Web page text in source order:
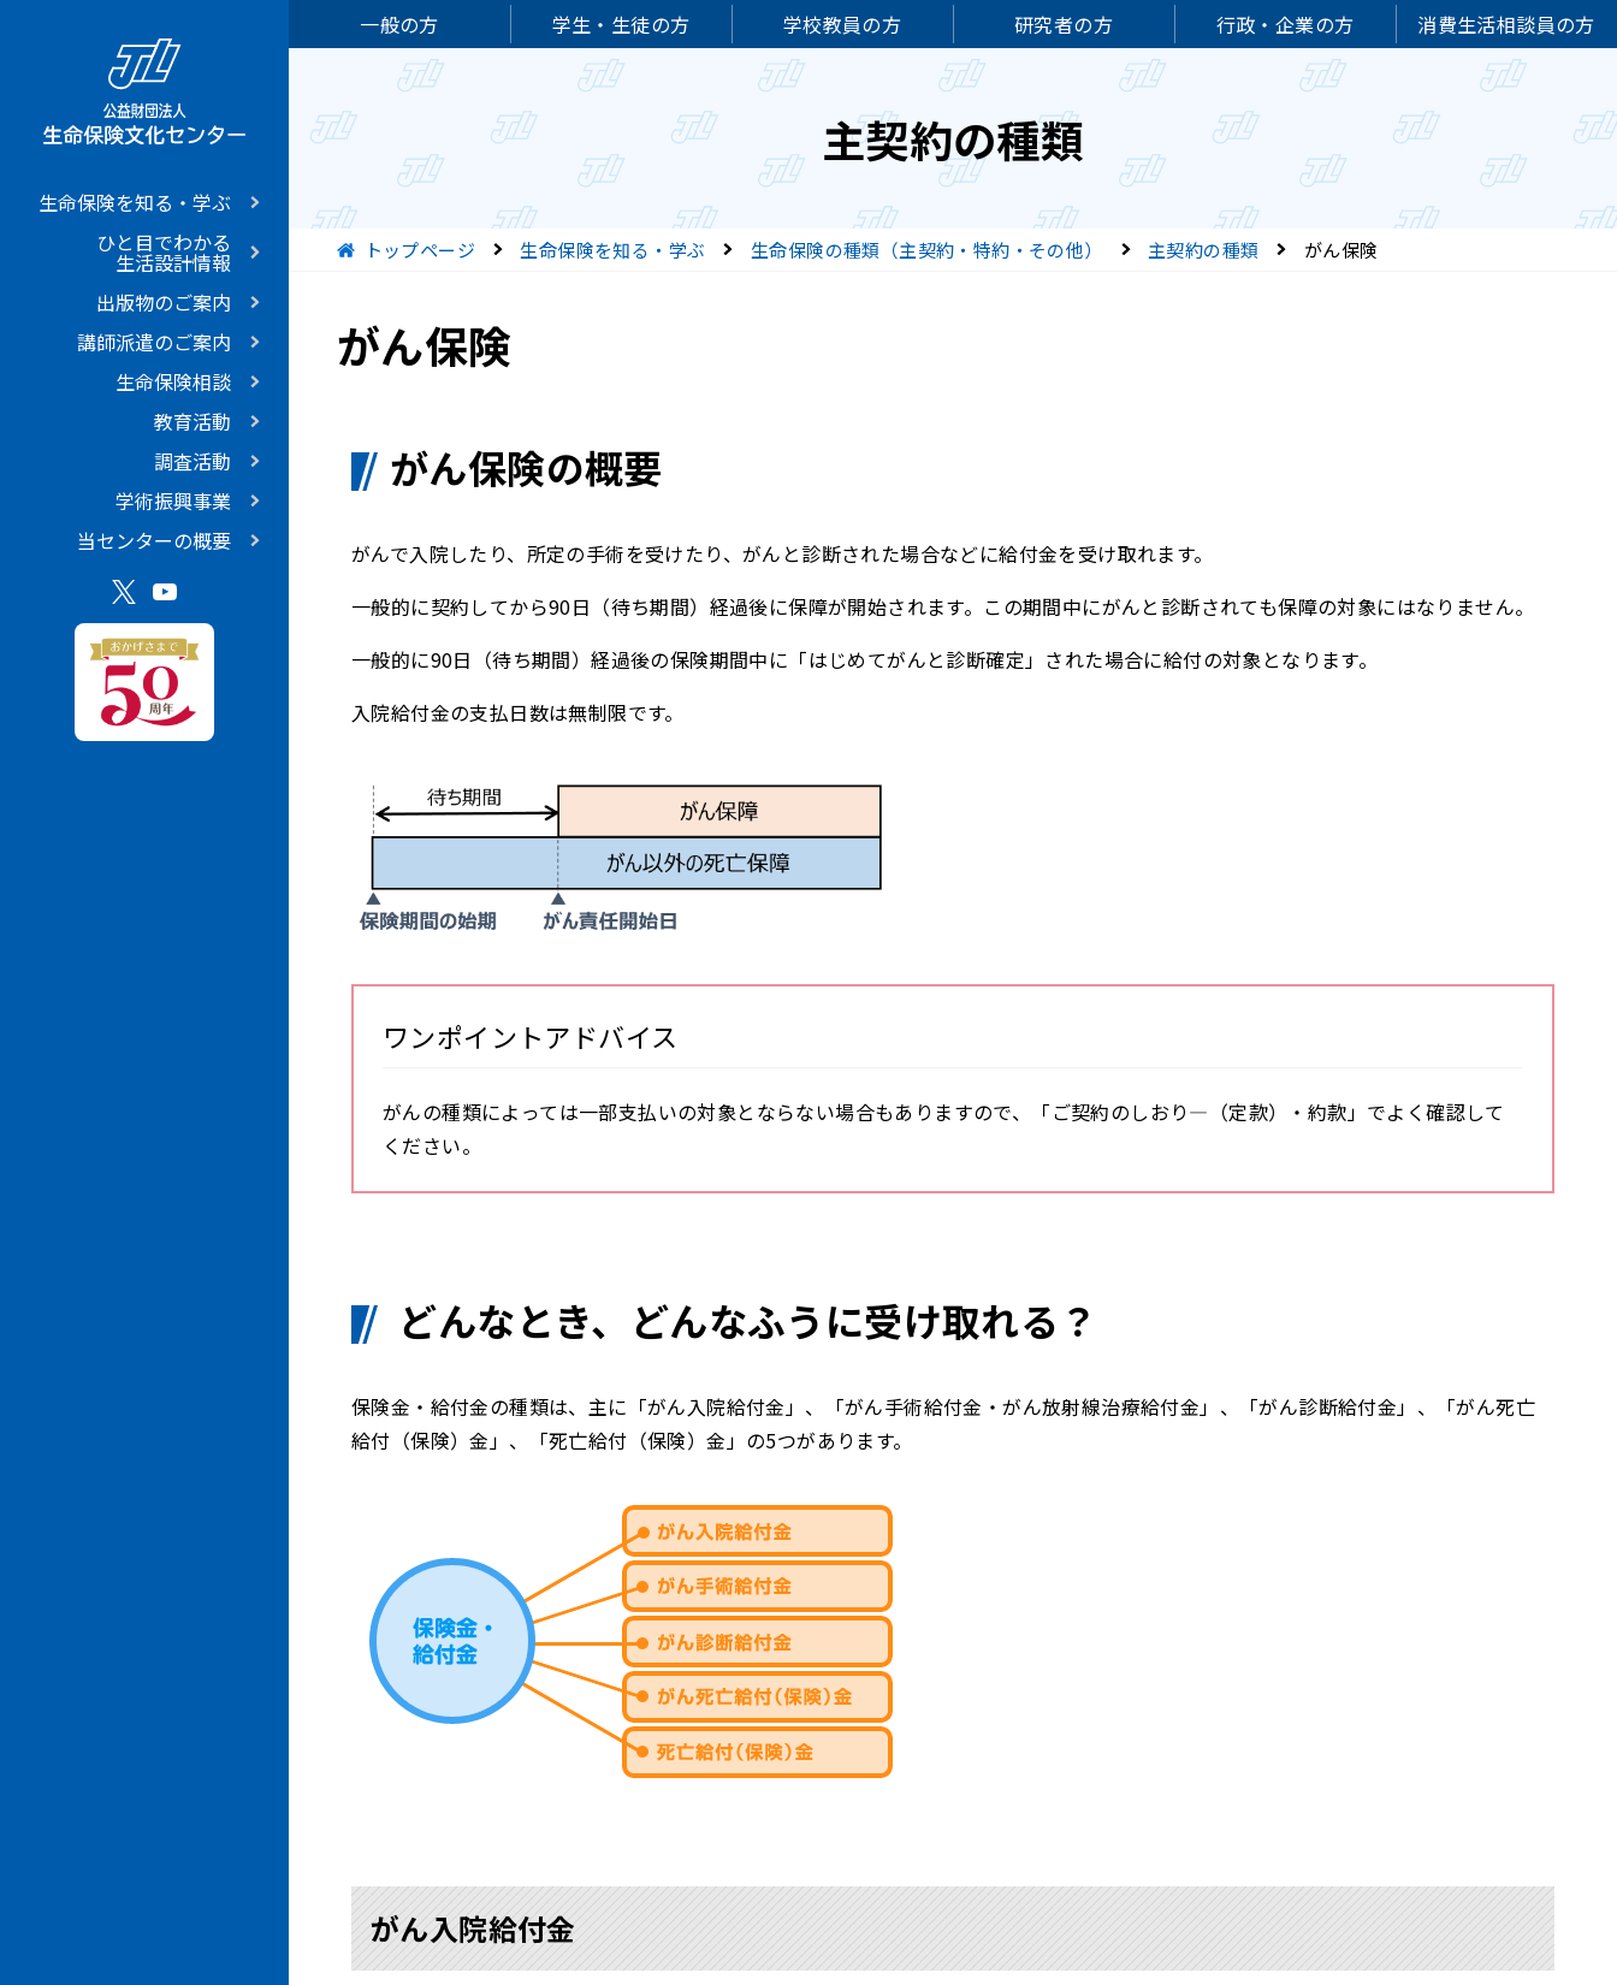
一般の方 学生・生徒の方 学校教員の方 研究者の方 行政・企業の方 消費生活相談員の方
生命保険を知る・学ぶ
ひと目でわかる
生活設計情報
出版物のご案内
講師派遣のご案内
生命保険相談
教育活動
調査活動
学術振興事業
当センターの概要
主契約の種類
現在位置 トップページ 生命保険を知る・学ぶ 生命保険の種類（主契約・特約・その他） 主契約の種類 がん保険
がん保険
がん保険の概要
がんで入院したり、所定の手術を受けたり、がんと診断された場合などに給付金を受け取れます。
一般的に契約してから90日（待ち期間）経過後に保障が開始されます。この期間中にがんと診断されても保障の対象にはなりません。
一般的に90日（待ち期間）経過後の保険期間中に「はじめてがんと診断確定」された場合に給付の対象となります。
入院給付金の支払日数は無制限です。
ワンポイントアドバイス
がんの種類によっては一部支払いの対象とならない場合もありますので、「ご契約のしおり―（定款）・約款」でよく確認して
ください。
どんなとき、どんなふうに受け取れる？
保険金・給付金の種類は、主に「がん入院給付金」、「がん手術給付金・がん放射線治療給付金」、「がん診断給付金」、「がん死亡
給付（保険）金」、「死亡給付（保険）金」の5つがあります。
がん入院給付金